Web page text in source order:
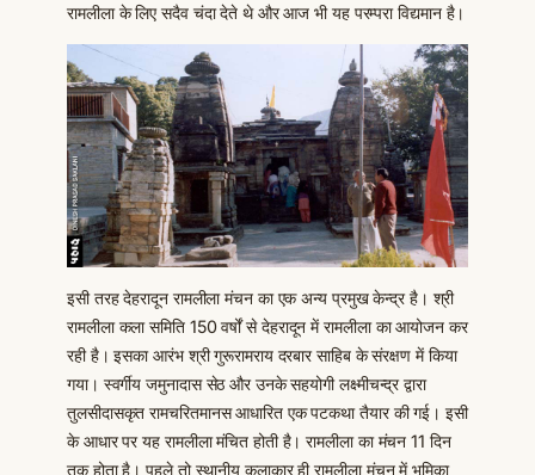
रामलीला के लिए सदैव चंदा देते थे और आज भी यह परम्परा विद्यमान है।
इसी तरह देहरादून रामलीला मंचन का एक अन्य प्रमुख केन्द्र है। श्री
रामलीला कला समिति 150 वर्षों से देहरादून में रामलीला का आयोजन कर
रही है। इसका आरंभ श्री गुरूरामराय दरबार साहिब के संरक्षण में किया
गया। स्वर्गीय जमुनादास सेठ और उनके सहयोगी लक्ष्मीचन्द्र द्वारा
तुलसीदासकृत रामचरितमानस आधारित एक पटकथा तैयार की गई। इसी
के आधार पर यह रामलीला मंचित होती है। रामलीला का मंचन 11 दिन
तक होता है। पहले तो स्थानीय कलाकार ही रामलीला मंचन में भूमिका